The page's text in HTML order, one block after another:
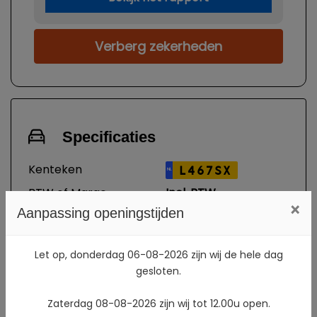
Verberg zekerheden
Specificaties
Kenteken NL L467SX
BTW of Marge
Incl. BTW
Datum eerste
28-07-2021
Datum eerste
28-07-2021
APK vervaldatum
22-05-2028
Aanpassing openingstijden ×
Let op, donderdag 06-08-2026 zijn wij de hele dag
gesloten.
Zaterdag 08-08-2026 zijn wij tot 12.00u open.